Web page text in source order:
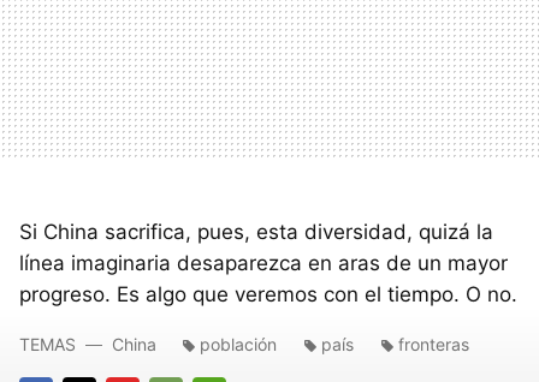
Si China sacrifica, pues, esta diversidad, quizá la
línea imaginaria desaparezca en aras de un mayor
progreso. Es algo que veremos con el tiempo. O no.
TEMAS China población país fronteras